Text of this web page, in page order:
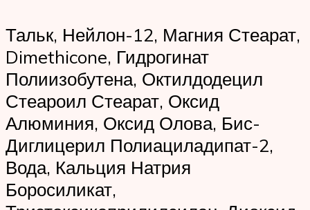
Тальк, Нейлон-12, Магния Стеарат,
Dimethicone, Гидрогинат
Полиизобутена, Октилдодецил
Стеароил Стеарат, Оксид
Алюминия, Оксид Олова, Бис-
Диглицерил Полиациладипат-2,
Вода, Кальция Натрия
Боросиликат,